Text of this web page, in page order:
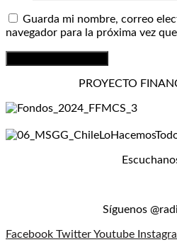
Guarda mi nombre, correo
navegador para la próxima vez
PROYECTO
Síguenos
Facebook TwitterYoutube